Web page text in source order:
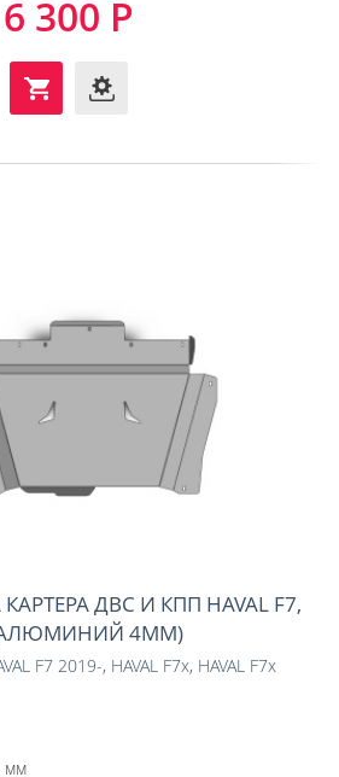
6 300 Р
ДВС И КПП HAVAL F7,
(АЛЮМИНИЙ 4ММ)
F7 2019-, HAVAL F7x, HAVAL F7x
мм